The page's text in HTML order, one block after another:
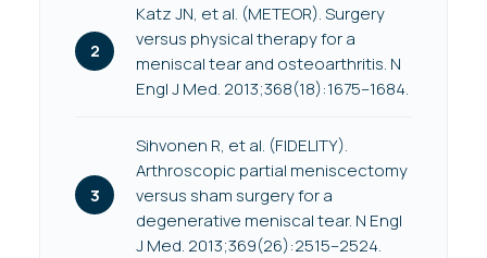
Katz JN, et al. (METEOR). Surgery
versus physical therapy for a
meniscal tear and osteoarthritis. N
Engl J Med. 2013;368(18):1675–1684.
Sihvonen R, et al. (FIDELITY).
Arthroscopic partial meniscectomy
versus sham surgery for a
degenerative meniscal tear. N Engl
J Med. 2013;369(26):2515–2524.